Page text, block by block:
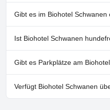
Nein, Biohotel Schwanen hat
Gibt es im Biohotel Schwanen
Ja, es gibt ein Spa im Biohotel
Ist Biohotel Schwanen
Nein, Biohotel Schwanen
Gibt es Parkplätze am
Ja, Parkmöglichkeiten sind im
Verfügt Biohotel Schwanen